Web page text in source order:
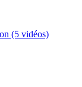
(5 vidéos)